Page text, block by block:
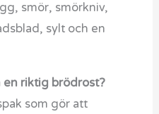
smör, smörkniv,
sylt och en
en riktig brödrost?
som gör att